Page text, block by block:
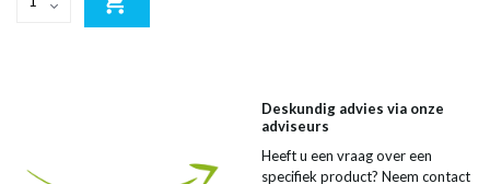
Deskundig advies via onze
adviseurs
Heeft u een vraag over een
specifiek product? Neem contact